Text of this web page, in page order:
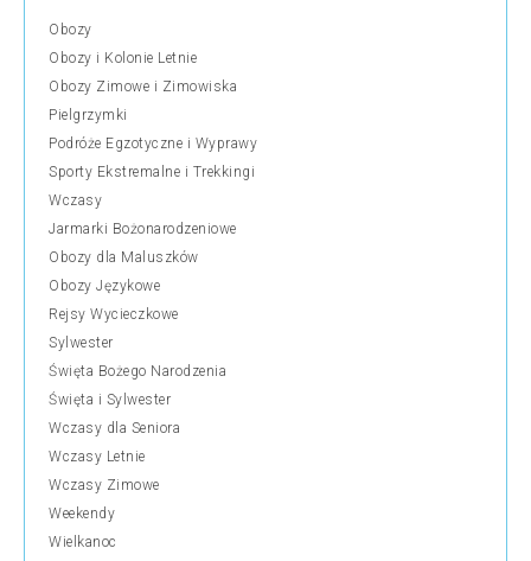
Obozy
Obozy i Kolonie Letnie
Obozy Zimowe i Zimowiska
Pielgrzymki
Podróże Egzotyczne i Wyprawy
Sporty Ekstremalne i Trekkingi
Wczasy
Jarmarki Bożonarodzeniowe
Obozy dla Maluszków
Obozy Językowe
Rejsy Wycieczkowe
Sylwester
Święta Bożego Narodzenia
Święta i Sylwester
Wczasy dla Seniora
Wczasy Letnie
Wczasy Zimowe
Weekendy
Wielkanoc